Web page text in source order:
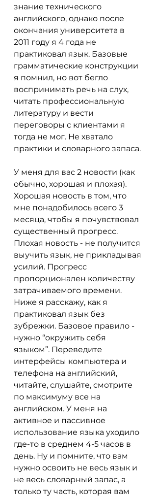
знание технического
английского, однако после
окончания университета в
2011 году я 4 года не
практиковал язык. Базовые
грамматические конструкции
я помнил, но вот бегло
воспринимать речь на слух,
читать профессиональную
литературу и вести
переговоры с клиентами я
тогда не мог. Не хватало
практики и словарного запаса.
У меня для вас 2 новости (как
обычно, хорошая и плохая).
Хорошая новость в том, что
мне понадобилось всего 3
месяца, чтобы я почувствовал
существенный прогресс.
Плохая новость - не получится
выучить язык, не прикладывая
усилий. Прогресс
пропорционален количеству
затрачиваемого времени.
Ниже я расскажу, как я
практиковал язык без
зубрежки. Базовое правило -
нужно “окружить себя
языком”. Переведите
интерфейсы компьютера и
телефона на английский,
читайте, слушайте, смотрите
по максимуму все на
английском. У меня на
активное и пассивное
использование языка уходило
где-то в среднем 4-5 часов в
день. Ну и помните, что вам
нужно освоить не весь язык и
не весь словарный запас, а
только ту часть, которая вам